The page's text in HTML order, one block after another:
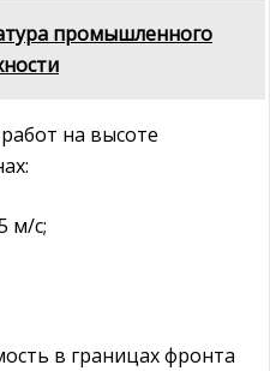
промышленного
на высоте
м/с;
в границах фронта